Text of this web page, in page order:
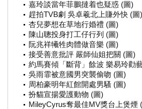
嘉玲談當年菲鵬撻着也疑惑 (圖)
趕拍TVB劇 吳卓羲北上賺外快 (圖)
杏兒夢想在草地行婚禮 (圖)
陳山聰投身打工仔行列 (圖)
阮兆祥犧牲肉體做音樂 (圖)
接受善意批評 嚴師仙姐把關 (圖)
約馬賽傾「斷背」餘波 樂易玲勸
吳雨霏被意國男突襲偷吻 (圖)
周柏豪明年紅館開處男騷 (圖)
扮貓宣揚愛護動物 (圖)
MileyCyrus奪最佳MV獎台上煲煙